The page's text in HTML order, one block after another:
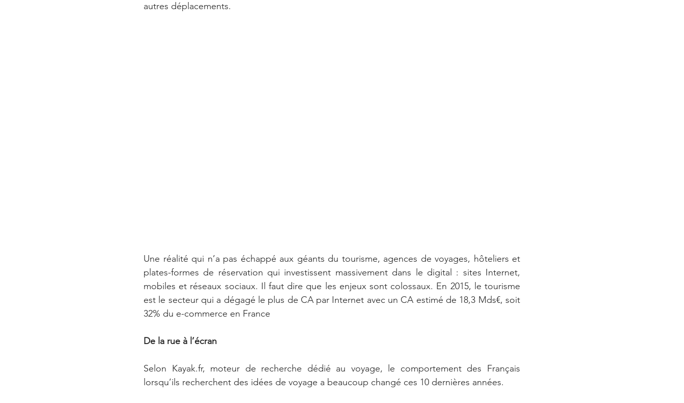
autres déplacements.
Une réalité qui n’a pas échappé aux géants du tourisme, agences de voyages, hôteliers et
plates-formes de réservation qui investissent massivement dans le digital : sites Internet,
mobiles et réseaux sociaux. Il faut dire que les enjeux sont colossaux. En 2015, le tourisme
est le secteur qui a dégagé le plus de CA par Internet avec un CA estimé de 18,3 Mds€, soit
32% du e-commerce en France
De la rue à l’écran
Selon Kayak.fr, moteur de recherche dédié au voyage, le comportement des Français
lorsqu’ils recherchent des idées de voyage a beaucoup changé ces 10 dernières années.